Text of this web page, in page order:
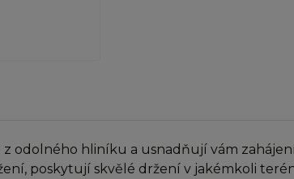
z odolného hliníku a usnadňují vám
poskytují skvělé držení v jakémkoli